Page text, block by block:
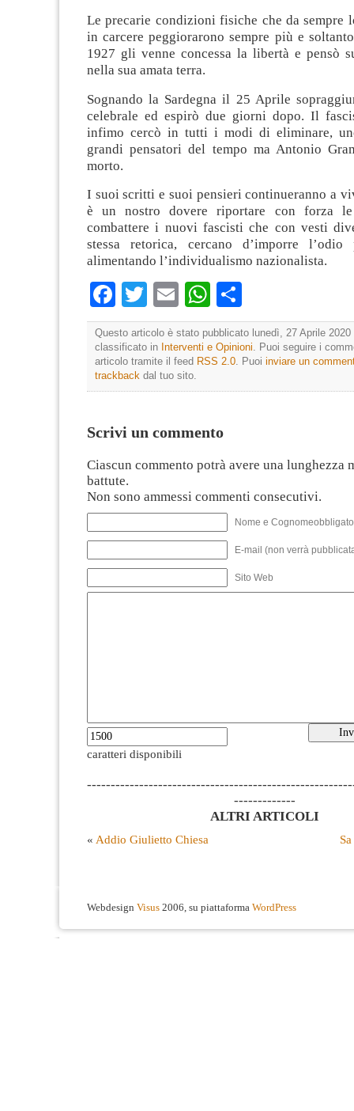
Le precarie condizioni fisiche che da sempre
in carcere peggiorarono sempre più e
1927 gli venne concessa la libertà e pensò
nella sua amata terra.
Sognando la Sardegna il 25 Aprile
celebrale ed espirò due giorni dopo. Il
infimo cercò in tutti i modi di eliminare,
grandi pensatori del tempo ma Antonio
morto.
I suoi scritti e suoi pensieri continueranno a
è un nostro dovere riportare con forza
combattere i nuovi fascisti che con vesti
stessa retorica, cercano d’imporre
alimentando l’individualismo nazionalista.
Facebook
TwitterEmailWhatsApp
Questo articolo è stato pubblicato lunedì, 27 Aprile 2020
classificato in Interventi e Opinioni. Puoi seguire i
articolo tramite il feed RSS 2.0. Puoi inviare un
trackback dal tuo sito.
Scrivi un commento
Ciascun commento potrà avere una lunghezza
battute.
Non sono ammessi commenti consecutivi.
Nome e
E-mail (non verrà
Sito Web
caratteri disponibili
-------------
ALTRI ARTICOLI
« Addio Giulietto Chiesa
Webdesign Visus 2006, su piattaforma WordPress